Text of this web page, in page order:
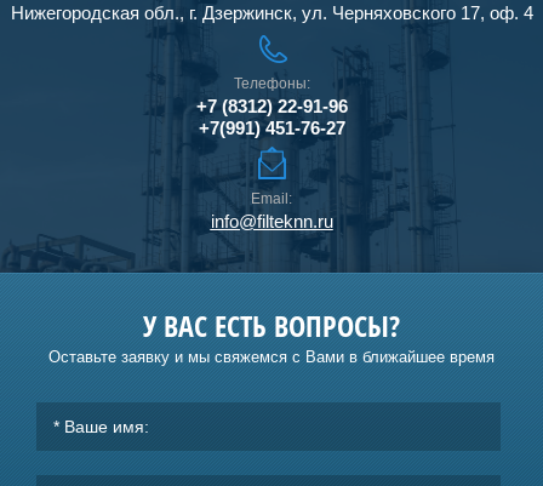
Нижегородская обл., г. Дзержинск, ул. Черняховского 17, оф. 4
Телефоны:
+7 (8312) 22-91-96
+7(991) 451-76-27
Email:
info@filteknn.ru
У ВАС ЕСТЬ ВОПРОСЫ?
Оставьте заявку и мы свяжемся с Вами в ближайшее время